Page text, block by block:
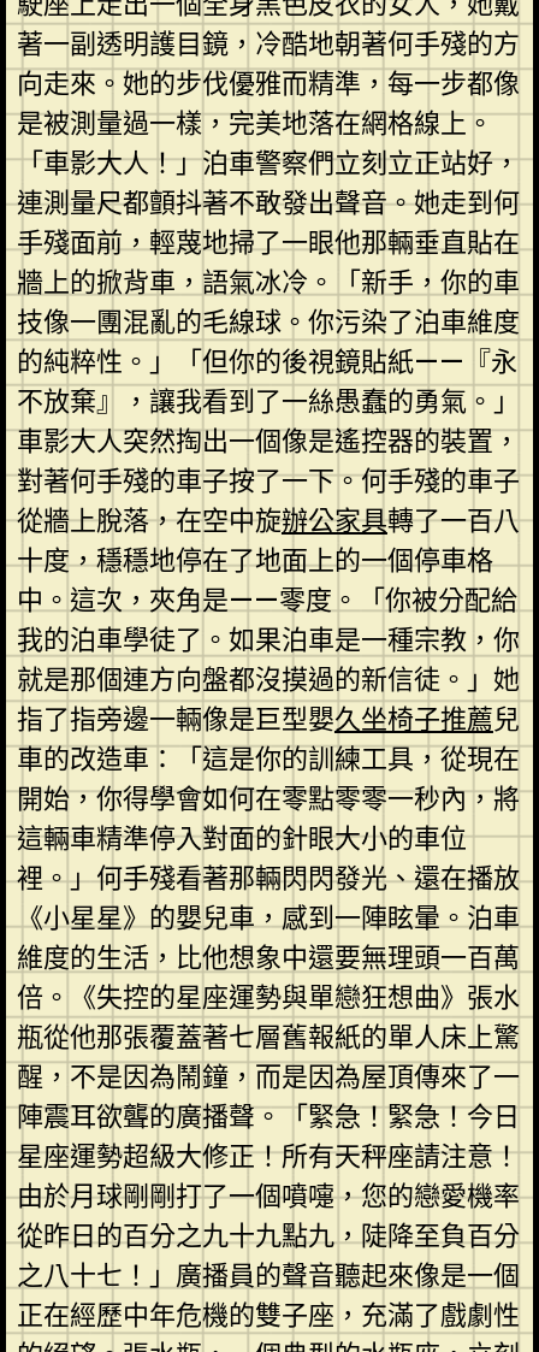
著一副透明護目鏡，冷酷地朝著何手殘的方
向走來。她的步伐優雅而精準，每一步都像
是被測量過一樣，完美地落在網格線上。
「車影大人！」泊車警察們立刻立正站好，
連測量尺都顫抖著不敢發出聲音。她走到何
手殘面前，輕蔑地掃了一眼他那輛垂直貼在
牆上的掀背車，語氣冰冷。「新手，你的車
技像一團混亂的毛線球。你污染了泊車維度
的純粹性。」「但你的後視鏡貼紙——『永
不放棄』，讓我看到了一絲愚蠢的勇氣。」
車影大人突然掏出一個像是遙控器的裝置，
對著何手殘的車子按了一下。何手殘的車子
從牆上脫落，在空中旋辦公家具轉了一百八
十度，穩穩地停在了地面上的一個停車格
中。這次，夾角是——零度。「你被分配給
我的泊車學徒了。如果泊車是一種宗教，你
就是那個連方向盤都沒摸過的新信徒。」她
指了指旁邊一輛像是巨型嬰久坐椅子推薦兒
車的改造車：「這是你的訓練工具，從現在
開始，你得學會如何在零點零零一秒內，將
這輛車精準停入對面的針眼大小的車位
裡。」何手殘看著那輛閃閃發光、還在播放
《小星星》的嬰兒車，感到一陣眩暈。泊車
維度的生活，比他想象中還要無理頭一百萬
倍。《失控的星座運勢與單戀狂想曲》張水
瓶從他那張覆蓋著七層舊報紙的單人床上驚
醒，不是因為鬧鐘，而是因為屋頂傳來了一
陣震耳欲聾的廣播聲。「緊急！緊急！今日
星座運勢超級大修正！所有天秤座請注意！
由於月球剛剛打了一個噴嚏，您的戀愛機率
從昨日的百分之九十九點九，陡降至負百分
之八十七！」廣播員的聲音聽起來像是一個
正在經歷中年危機的雙子座，充滿了戲劇性